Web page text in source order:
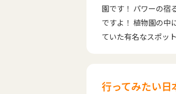
園です！ パワーの宿
ですよ！ 植物園の中
ていた有名なスポッ
行ってみたい日